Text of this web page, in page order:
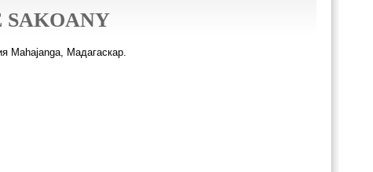
Mahajanga, Мадагаскар.